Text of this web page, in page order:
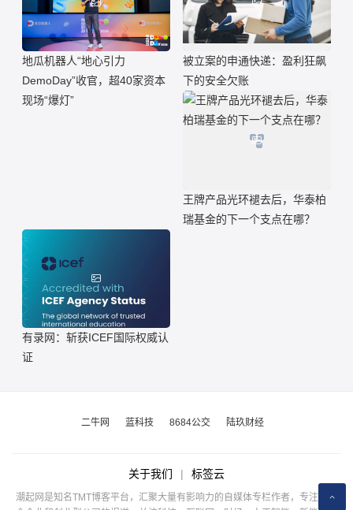
地瓜机器人“地心引力
DemoDay”收官，超40家资本
现场“爆灯”
被立案的申通快递：盈利狂飙
下的安全欠账
王牌产品光环褪去后，华泰柏
瑞基金的下一个支点在哪？
有录网：斩获ICEF国际权威认
证
二牛网 蓝科技 8684公交 陆玖财经
关于我们 | 标签云
潮起网是知名TMT博客平台，汇聚大量有影响力的自媒体专栏作者，专注于公